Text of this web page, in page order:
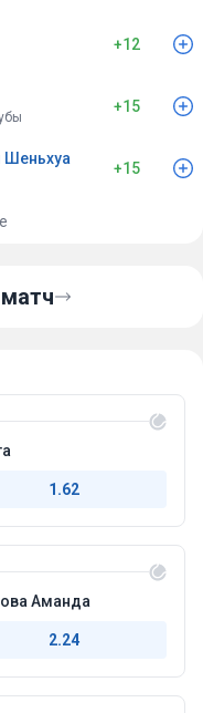
5 выездных матчах.
3 поражения —
контроль мяча и
+12
+15
+15
1.62
Аманда
2.24